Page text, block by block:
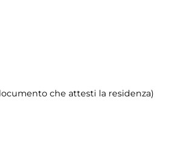
che attesti la residenza)